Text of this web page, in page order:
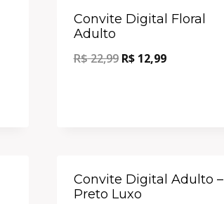
Convite Digital Floral
Adulto
R$22,99 R$12,99
Convite Digital Adulto –
Preto Luxo